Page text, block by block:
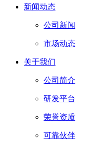
新闻动态
公司新闻
市场动态
关于我们
公司简介
研发平台
荣誉资质
可靠伙伴